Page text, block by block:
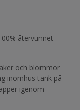
återvunnet
och blommor
inomhus tänk på
igenom